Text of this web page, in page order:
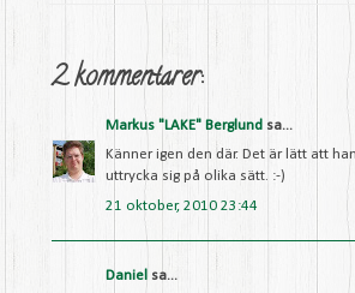
2 kommentarer:
Markus "LAKE" Berglund sa...
Känner igen den där. Det är lätt att
uttrycka sig på olika sätt. :-)
21 oktober, 2010 23:44
Daniel sa...